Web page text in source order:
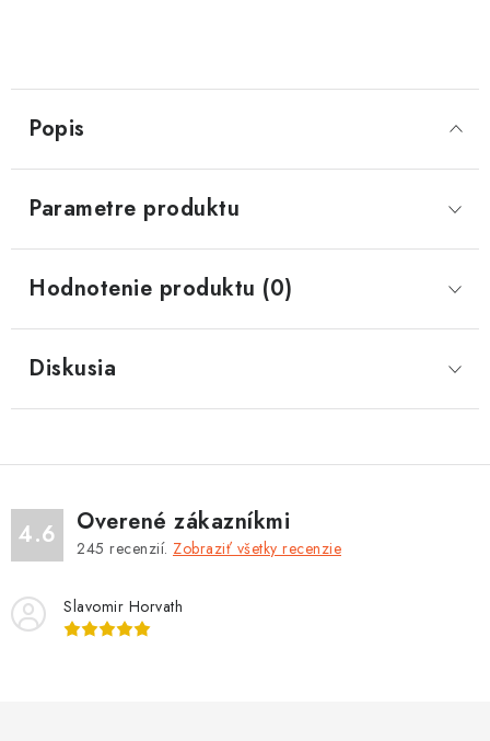
Popis
Parametre produktu
Hodnotenie produktu (0)
Diskusia
4.6 Overené zákazníkmi
245 recenzií. Zobraziť všetky recenzie
Slavomir Horvath